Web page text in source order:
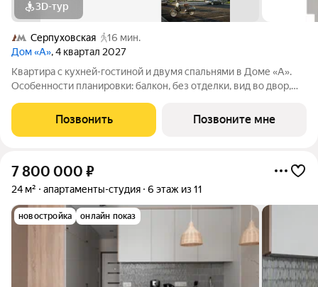
3D-тур
Серпуховская
16 мин.
Дом «А», 4 квартал 2027
Квартира с кухней-гостиной и двумя спальнями в Доме «А».
Особенности планировки: балкон, без отделки, вид во двор,
проект от застройщика Брусника располагается на границе с
ЦАО, рядом с метро
Позвонить Позвоните мне
7 800 000 ₽
24 м² апартаменты-студия 6 этаж из 11
новостройка онлайн показ